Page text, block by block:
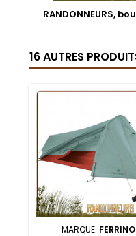
RANDONNEURS,
16 AUTRES
MARQUE: FERRINO